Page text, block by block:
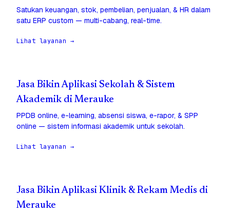
Satukan keuangan, stok, pembelian, penjualan, & HR dalam
satu ERP custom — multi-cabang, real-time.
Lihat layanan →
Jasa Bikin Aplikasi Sekolah & Sistem
Akademik di Merauke
PPDB online, e-learning, absensi siswa, e-rapor, & SPP
online — sistem informasi akademik untuk sekolah.
Lihat layanan →
Jasa Bikin Aplikasi Klinik & Rekam Medis di
Merauke